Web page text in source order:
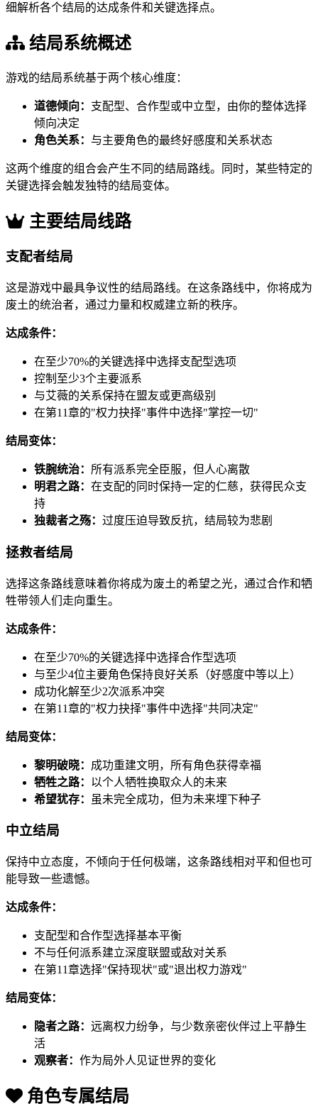
细解析各个结局的达成条件和关键选择点。
结局系统概述
游戏的结局系统基于两个核心维度：
道德倾向： 支配型、合作型或中立型，由你的整体选择
倾向决定
角色关系： 与主要角色的最终好感度和关系状态
这两个维度的组合会产生不同的结局路线。同时，某些特定的
关键选择会触发独特的结局变体。
主要结局线路
支配者结局
这是游戏中最具争议性的结局路线。在这条路线中，你将成为
废土的统治者，通过力量和权威建立新的秩序。
达成条件：
在至少70%的关键选择中选择支配型选项
控制至少3个主要派系
与艾薇的关系保持在盟友或更高级别
在第11章的"权力抉择"事件中选择"掌控一切"
结局变体：
铁腕统治： 所有派系完全臣服，但人心离散
明君之路： 在支配的同时保持一定的仁慈，获得民众支
持
独裁者之殇： 过度压迫导致反抗，结局较为悲剧
拯救者结局
选择这条路线意味着你将成为废土的希望之光，通过合作和牺
牲带领人们走向重生。
达成条件：
在至少70%的关键选择中选择合作型选项
与至少4位主要角色保持良好关系（好感度中等以上）
成功化解至少2次派系冲突
在第11章的"权力抉择"事件中选择"共同决定"
结局变体：
黎明破晓： 成功重建文明，所有角色获得幸福
牺牲之路： 以个人牺牲换取众人的未来
希望犹存：
虽未完全成功，但为未来埋下种子
中立结局
保持中立态度，不倾向于任何极端，这条路线相对平和但也可
能导致一些遗憾。
达成条件：
支配型和合作型选择基本平衡
不与任何派系建立深度联盟或敌对关系
在第11章选择"保持现状"或"退出权力游戏"
结局变体：
隐者之路： 远离权力纷争，与少数亲密伙伴过上平静生
活
观察者： 作为局外人见证世界的变化
角色专属结局